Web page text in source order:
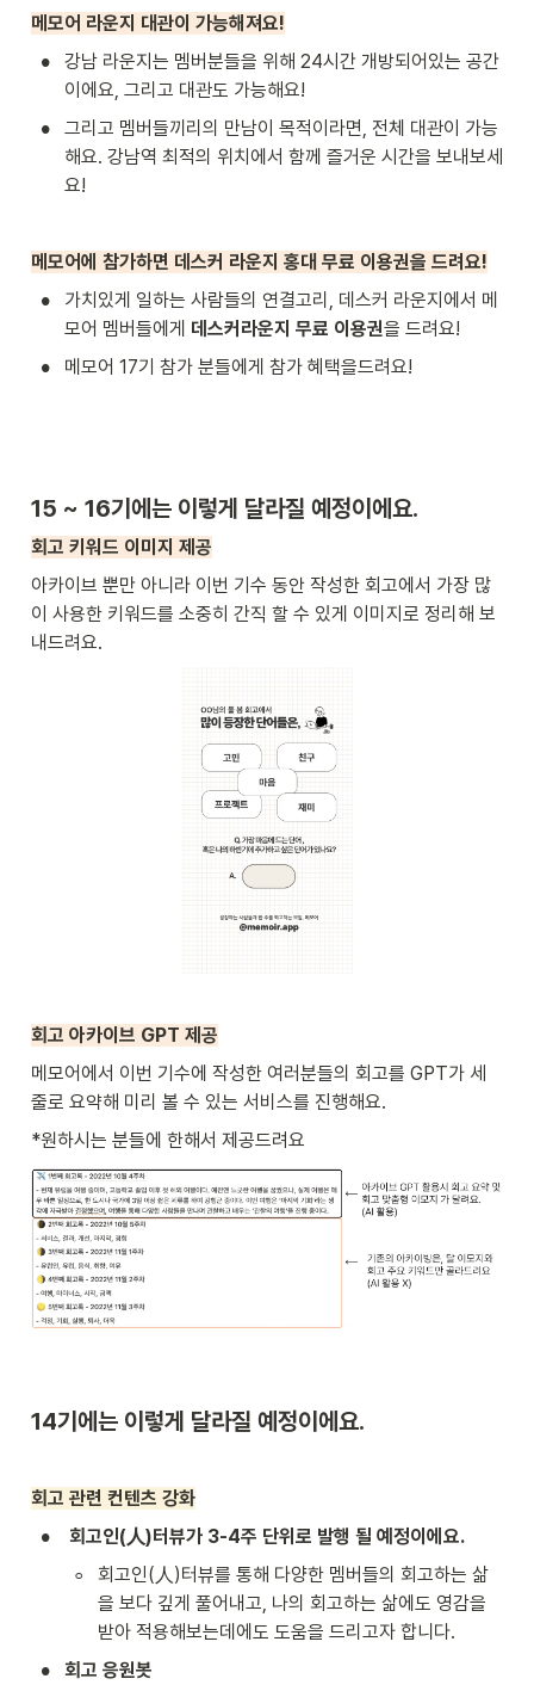
메모어 라운지 대관이 가능해져요!
•
강남 라운지는 멤버분들을 위해 24시간 개방되어있는 공간
이에요, 그리고 대관도 가능해요!
•
그리고 멤버들끼리의 만남이 목적이라면, 전체 대관이 가능
해요. 강남역 최적의 위치에서 함께 즐거운 시간을 보내보세
요!
메모어에 참가하면 데스커 라운지 홍대 무료 이용권을 드려요!
•
가치있게 일하는 사람들의 연결고리, 데스커 라운지에서 메
모어 멤버들에게 데스커라운지 무료 이용권을 드려요!
• 메모어 17기 참가 분들에게 참가 혜택을드려요!
15 ~ 16기에는 이렇게 달라질 예정이에요.
회고 키워드 이미지 제공
아카이브 뿐만 아니라 이번 기수 동안 작성한 회고에서 가장 많
이 사용한 키워드를 소중히 간직 할 수 있게 이미지로 정리해 보
내드려요.
회고 아카이브 GPT 제공
메모어에서 이번 기수에 작성한 여러분들의 회고를 GPT가 세
줄로 요약해 미리 볼 수 있는 서비스를 진행해요.
*원하시는 분들에 한해서 제공드려요
14기에는 이렇게 달라질 예정이에요.
회고 관련 컨텐츠 강화
• 회고인(人)터뷰가 3-4주 단위로 발행 될 예정이에요.
◦
회고인(人)터뷰를 통해 다양한 멤버들의 회고하는 삶
을 보다 깊게 풀어내고, 나의 회고하는 삶에도 영감을
받아 적용해보는데에도 도움을 드리고자 합니다.
• 회고 응원봇